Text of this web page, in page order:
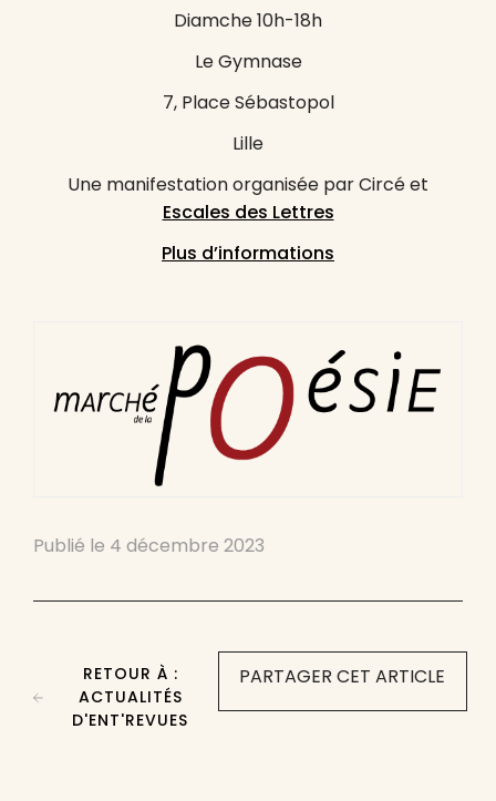
Diamche 10h-18h
Le Gymnase
7, Place Sébastopol
Lille
Une manifestation organisée par Circé et
Escales des Lettres
Plus d’informations
Publié le 4 décembre 2023
PARTAGER CET ARTICLE
RETOUR À :
ACTUALITÉS
D'ENT'REVUES